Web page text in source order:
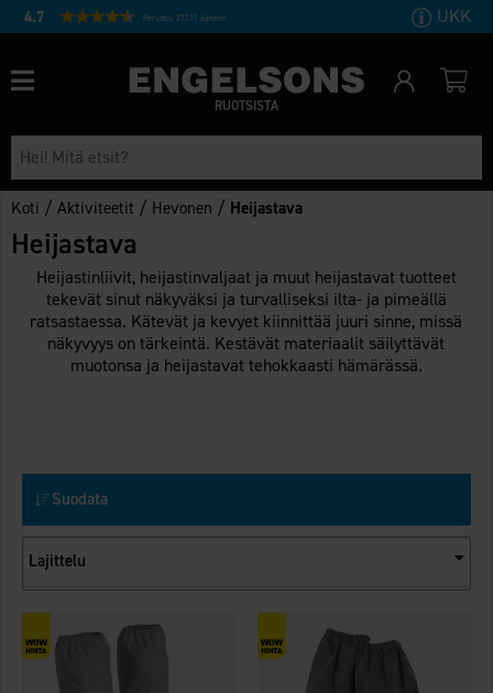
4.7 Perustuu 27231 ääneen UKK
RUOTSISTA
Koti /Aktiviteetit / Hevonen / Heijastava
Heijastava
Heijastinliivit, heijastinvaljaat ja muut heijastavat tuotteet
tekevät sinut näkyväksi ja turvalliseksi ilta- ja pimeällä
ratsastaessa. Kätevät ja kevyet kiinnittää juuri sinne, missä
näkyvyys on tärkeintä. Kestävät materiaalit säilyttävät
muotonsa ja heijastavat tehokkaasti hämärässä.
Suodata
Lajittelu